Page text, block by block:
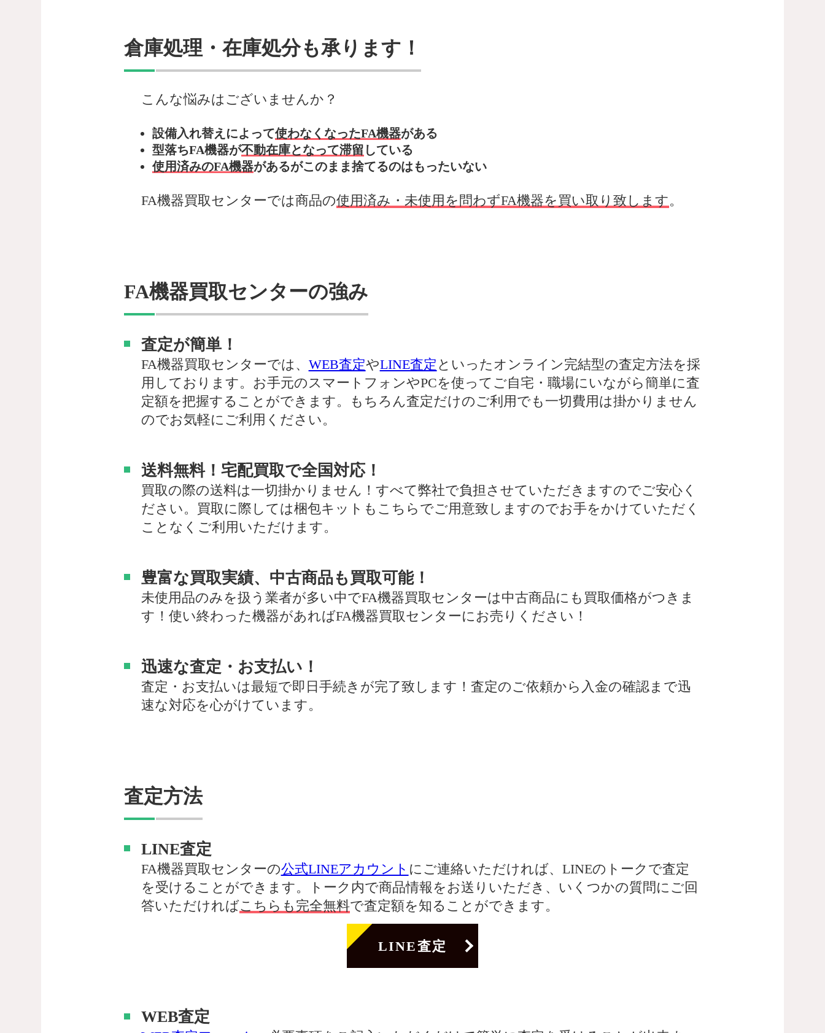
倉庫処理・在庫処分も承ります！
こんな悩みはございませんか？
設備入れ替えによって使わなくなったFA機器がある
型落ちFA機器が不動在庫となって滞留 している
使用済みのFA機器があるがこのまま捨てるのはもったいない
FA機器買取センターでは商品の使用済み・未使用を問わずFA機器を買い取り致します。
FA機器買取センターの強み
査定が簡単！
FA機器買取センターでは、 WEB査定やLINE査定 といったオンライン完結型の査定方法を採
用しております。お手元のスマートフォンやPCを使ってご自宅・職場にいながら簡単に査
定額を把握することができます。もちろん査定だけのご利用でも一切費用は掛かりません
のでお気軽にご利用ください。
送料無料！宅配買取で全国対応！
買取の際の送料は一切掛かりません！すべて弊社で負担させていただきますのでご安心く
ださい。買取に際しては梱包キットもこちらでご用意致しますのでお手をかけていただく
ことなくご利用いただけます。
豊富な買取実績、中古商品も買取可能！
未使用品のみを扱う業者が多い中でFA機器買取センターは中古商品にも買取価格がつきま
す！使い終わった機器があればFA機器買取センターにお売りください！
迅速な査定・お支払い！
査定・お支払いは最短で即日手続きが完了致します！査定のご依頼から入金の確認まで迅
速な対応を心がけています。
査定方法
LINE査定
FA機器買取センターの公式LINEアカウント にご連絡いただければ、LINEのトークで査定
を受けることができます。トーク内で商品情報をお送りいただき、いくつかの質問にご回
答いただければこちらも完全無料で査定額を知ることができます。
LINE査定
WEB査定